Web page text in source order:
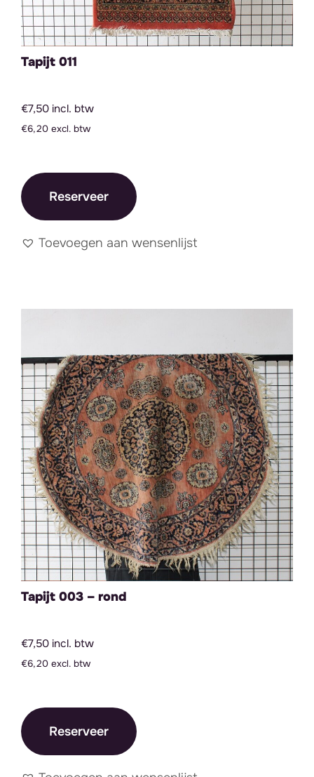
Tapijt 011
€7,50 incl. btw
€6,20 excl. btw
Reserveer
Toevoegen aan wensenlijst
Tapijt 003 – rond
€7,50 incl. btw
€6,20 excl. btw
Reserveer